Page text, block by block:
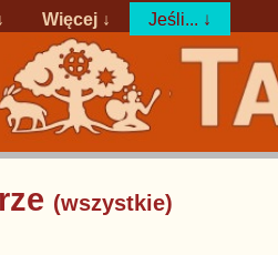
Więcej ↓ Jeśli... ↓
(wszystkie)